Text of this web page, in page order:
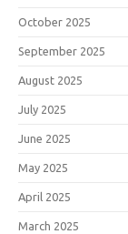
October 2025
September 2025
August 2025
July 2025
June 2025
May 2025
April 2025
March 2025